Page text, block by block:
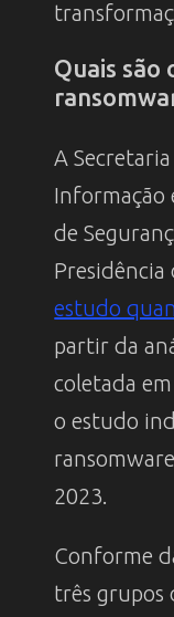
Quais são
A
Informação
de
Presidência
estudo
partir da
coletada
o estudo
2023.
Conforme
três grupos